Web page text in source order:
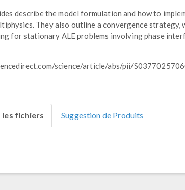
describe the model formulation and how to
They also outline a convergence strategy,
for stationary ALE problems involving phase
science/article/abs/pii/
les fichiers Suggestion de Produits